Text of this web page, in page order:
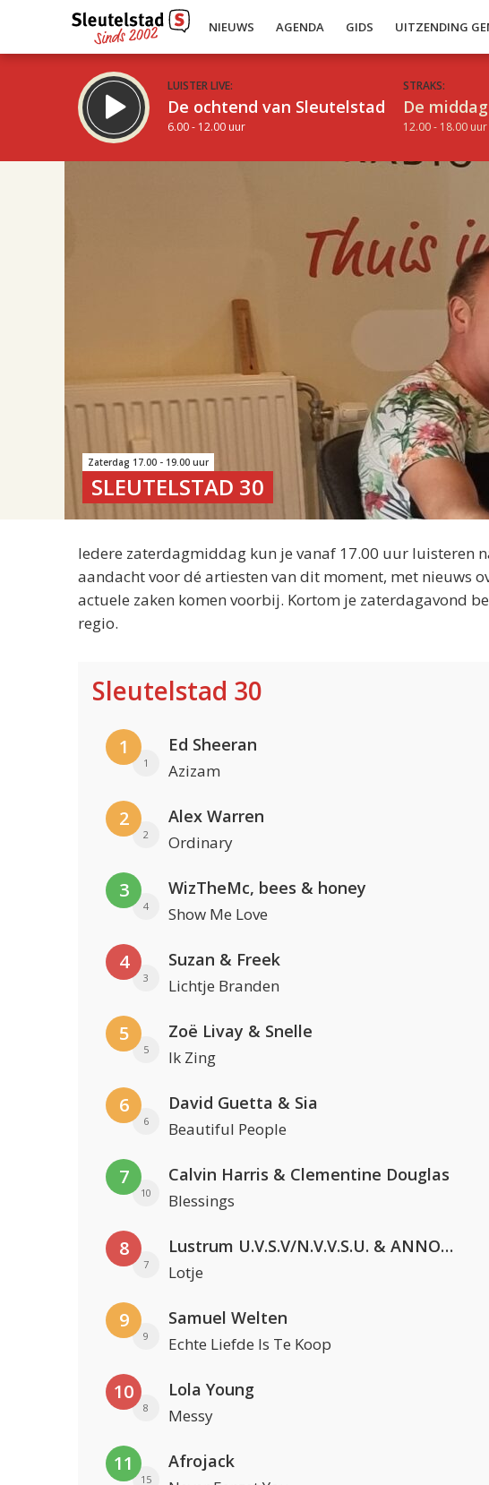
NIEUWS AGENDA GIDS UITZENDING
LUISTER LIVE:
De ochtend van Sleutelstad
6.00 - 12.00 uur
STRAKS:
De
12.00 - 18.00 uur
Zaterdag 17.00 - 19.00 uur
SLEUTELSTAD 30
Iedere zaterdagmiddag kun je vanaf 17.00 uur luisteren
aandacht voor dé artiesten van dit moment, met nieuws
actuele zaken komen voorbij. Kortom je zaterdagavond
regio.
Sleutelstad 30
1
1
Ed Sheeran
Azizam
2
2
Alex Warren
Ordinary
3
4
WizTheMc, bees & honey
Show Me Love
4
3
Suzan & Freek
Lichtje Branden
5
5
Zoë Livay & Snelle
Ik Zing
6
6
David Guetta & Sia
Beautiful People
7
10
Calvin Harris & Clementine Douglas
Blessings
8
7
Lustrum U.V.S.V/N.V.V.S.U. & ANNO ONS & Jopke van Dobbenburgh & Roeland Beelen
Lotje
9
9
Samuel Welten
Echte Liefde Is Te Koop
10
8
Lola Young
Messy
11
15
Afrojack